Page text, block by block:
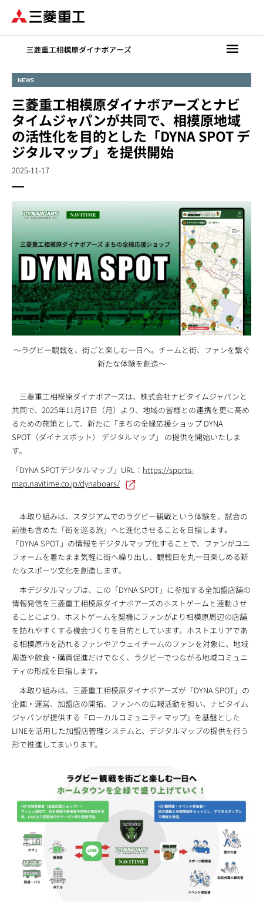
ン
NEWS
三菱重工相模原ダイナボアーズとナビ
タイムジャパンが共同で、相模原地域
の活性化を目的とした「DYNA SPOT デ
ジタルマップ」を提供開始
2025-11-17
～ラグビー観戦を、街ごと楽しむ一日へ。チームと街、ファンを繋ぐ
新たな体験を創造～
三菱重工相模原ダイナボアーズは、株式会社ナビタイムジャパンと
共同で、2025年11月17日（月）より、地域の皆様との連携を更に高め
るための施策として、新たに「まちの全緑応援ショップ DYNA
SPOT（ダイナスポット） デジタルマップ」 の提供を開始いたしま
す。
「DYNA SPOTデジタルマップ」URL： https://sports-
map.navitime.co.jp/dynaboars/
本取り組みは、スタジアムでのラグビー観戦という体験を、試合の
前後も含めた「街を巡る旅」へと進化させることを目指します。
「DYNA SPOT」の情報をデジタルマップ化することで、ファンがユニ
フォームを着たまま気軽に街へ繰り出し、観戦日を丸一日楽しめる新
たなスポーツ文化を創造します。
本デジタルマップは、この「DYNA SPOT」に参加する全加盟店舗の
情報発信を三菱重工相模原ダイナボアーズのホストゲームと連動させ
ることにより、ホストゲームを契機にファンがより相模原周辺の店舗
を訪れやすくする機会づくりを目的としています。ホストエリアであ
る相模原市を訪れるファンやアウェイチームのファンを対象に、地域
周遊や飲食・購買促進だけでなく、ラグビーでつながる地域コミュニ
ティの形成を目指します。
本取り組みは、三菱重工相模原ダイナボアーズが「DYNA SPOT」の
企画・運営、加盟店の開拓、ファンへの広報活動を担い、ナビタイム
ジャパンが提供する『ローカルコミュニティマップ』を基盤とした
LINEを活用した加盟店管理システムと、デジタルマップの提供を行う
形で推進してまいります。